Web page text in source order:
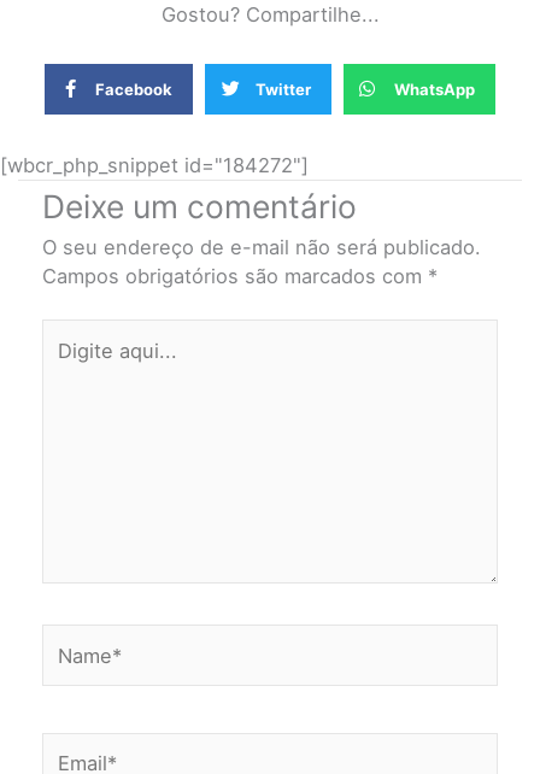
Gostou? Compartilhe...
Facebook Twitter WhatsApp
[wbcr_php_snippet id="184272"]
Deixe um comentário
O seu endereço de e-mail não será publicado.
Campos obrigatórios são marcados com *
aqui...